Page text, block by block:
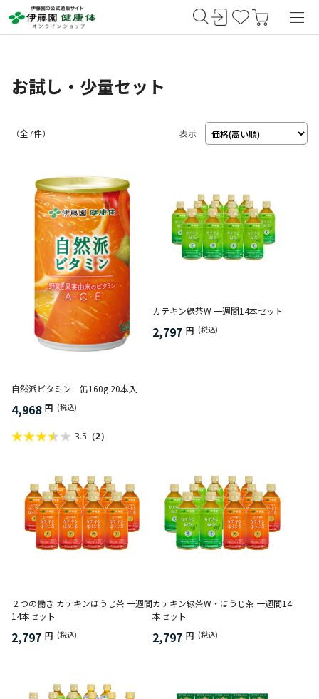
お試し・少量セット
表示
（ 7件）
自然派ビタミン 缶160g 20本入
4,968 円 (税込)
3.5 （2）
カテキン緑茶W 一週間14本セット
2,797 円 (税込)
２つの働き カテキンほうじ茶 一週間
14本セット
2,797 円 (税込)
カテキン緑茶W・ほうじ茶 一週間14
本セット
2,797 円 (税込)